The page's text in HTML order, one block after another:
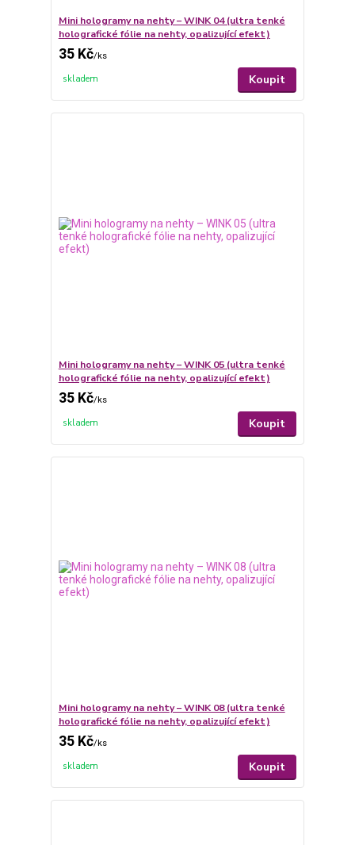
Mini hologramy na nehty – WINK 04 (ultra tenké
holografické fólie na nehty, opalizující efekt)
35 Kč/ks
skladem Koupit
Mini hologramy na nehty – WINK 05 (ultra tenké
holografické fólie na nehty, opalizující efekt)
35 Kč/ks
skladem Koupit
Mini hologramy na nehty – WINK 08 (ultra tenké
holografické fólie na nehty, opalizující efekt)
35 Kč/ks
skladem Koupit